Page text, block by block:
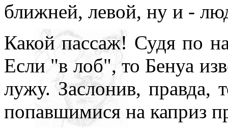
ближней, левой, ну и -
Какой пассаж! Судя по
Если "в лоб", то Бенуа
лужу. Заслонив, правда,
попавшимися на каприз